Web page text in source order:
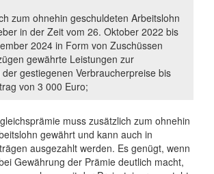
zum ohnehin geschuldeten Arbeitslohn
in der Zeit vom 26. Oktober 2022 bis
2024 in Form von Zuschüssen
gewährte Leistungen zur
gestiegenen Verbraucherpreise bis
von 3 000 Euro;
muss zusätzlich zum ohnehin
gewährt und kann auch in
ausgezahlt werden. Es genügt, wenn
Gewährung der Prämie deutlich macht,